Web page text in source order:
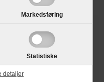
Markedsføring
Statistiske
detaljer